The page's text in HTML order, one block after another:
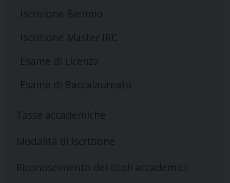
Iscrizione Biennio
Iscrizione Master IRC
Esame di Licenza
Esame di Baccalaureato
Tasse accademiche
Modalità di iscrizione
Riconoscimento dei titoli accademici